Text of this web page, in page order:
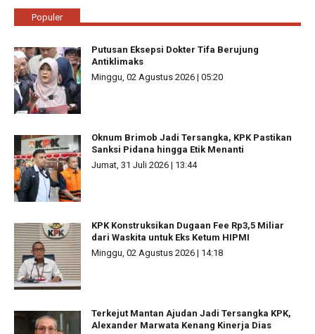
Populer
Putusan Eksepsi Dokter Tifa Berujung
Antiklimaks
Minggu, 02 Agustus 2026 | 05:20
Oknum Brimob Jadi Tersangka, KPK Pastikan
Sanksi Pidana hingga Etik Menanti
Jumat, 31 Juli 2026 | 13:44
KPK Konstruksikan Dugaan Fee Rp3,5 Miliar
dari Waskita untuk Eks Ketum HIPMI
Minggu, 02 Agustus 2026 | 14:18
Terkejut Mantan Ajudan Jadi Tersangka KPK,
Alexander Marwata Kenang Kinerja Dias